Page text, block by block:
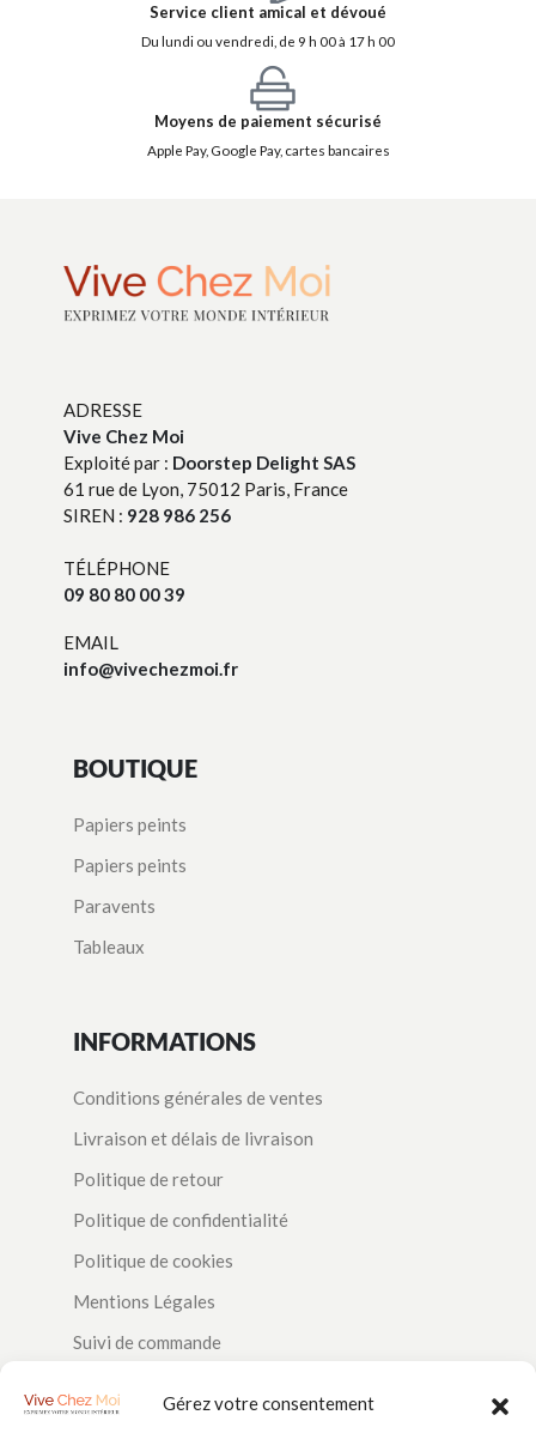
Gérez votre consentement
Service client amical et dévoué
Du lundi ou vendredi, de 9 h 00 à 17 h 00
Moyens de paiement sécurisé
Apple Pay, Google Pay, cartes bancaires
ADRESSE
Vive Chez Moi
Exploité par : Doorstep Delight SAS
61 rue de Lyon, 75012 Paris, France
SIREN : 928 986 256
TÉLÉPHONE
09 80 80 00 39
EMAIL
info@vivechezmoi.fr
BOUTIQUE
Papiers peints
Papiers peints
Paravents
Tableaux
INFORMATIONS
Conditions générales de ventes
Livraison et délais de livraison
Politique de retour
Politique de confidentialité
Politique de cookies
Mentions Légales
Suivi de commande